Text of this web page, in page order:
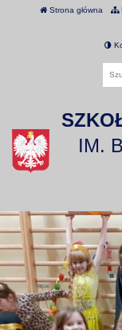
Strona główna
IM.